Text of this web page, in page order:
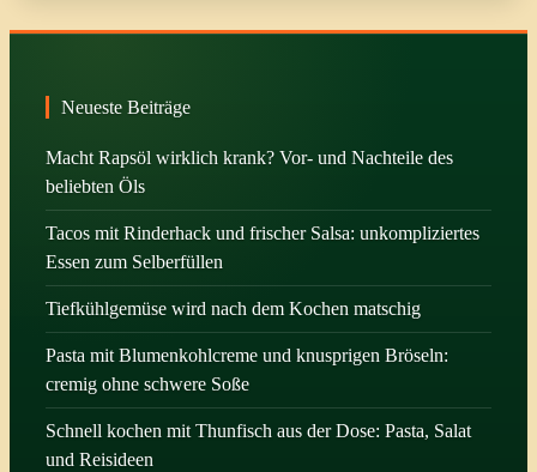
Neueste Beiträge
Macht Rapsöl wirklich krank? Vor- und Nachteile des
beliebten Öls
Tacos mit Rinderhack und frischer Salsa: unkompliziertes
Essen zum Selberfüllen
Tiefkühlgemüse wird nach dem Kochen matschig
Pasta mit Blumenkohlcreme und knusprigen Bröseln:
cremig ohne schwere Soße
Schnell kochen mit Thunfisch aus der Dose: Pasta, Salat
und Reisideen